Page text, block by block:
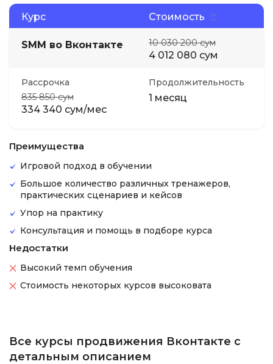
Курс Стоимость
SMM во Вконтакте 10 030 200 сум
4 012 080 сум
Рассрочка
835 850 сум
334 340 сум/мес
Продолжительность
1 месяц
Преимущества
Игровой подход в обучении
Большое количество различных тренажеров,
практических сценариев и кейсов
Упор на практику
Консультация и помощь в подборе курса
Недостатки
Высокий темп обучения
Стоимость некоторых курсов высоковата
Все курсы продвижения Вконтакте с
детальным описанием